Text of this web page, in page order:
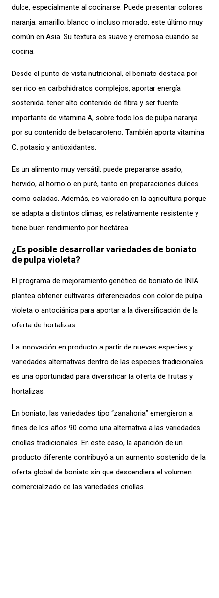
dulce, especialmente al cocinarse. Puede presentar colores
naranja, amarillo, blanco o incluso morado, este último muy
común en Asia. Su textura es suave y cremosa cuando se
cocina.
Desde el punto de vista nutricional, el boniato destaca por
ser rico en carbohidratos complejos, aportar energía
sostenida, tener alto contenido de fibra y ser fuente
importante de vitamina A, sobre todo los de pulpa naranja
por su contenido de betacaroteno. También aporta vitamina
C, potasio y antioxidantes.
Es un alimento muy versátil: puede prepararse asado,
hervido, al horno o en puré, tanto en preparaciones dulces
como saladas. Además, es valorado en la agricultura porque
se adapta a distintos climas, es relativamente resistente y
tiene buen rendimiento por hectárea.
¿Es posible desarrollar variedades de boniato
de pulpa violeta?
El programa de mejoramiento genético de boniato de INIA
plantea obtener cultivares diferenciados con color de pulpa
violeta o antociánica para aportar a la diversificación de la
oferta de hortalizas.
La innovación en producto a partir de nuevas especies y
variedades alternativas dentro de las especies tradicionales
es una oportunidad para diversificar la oferta de frutas y
hortalizas.
En boniato, las variedades tipo “zanahoria” emergieron a
fines de los años 90 como una alternativa a las variedades
criollas tradicionales. En este caso, la aparición de un
producto diferente contribuyó a un aumento sostenido de la
oferta global de boniato sin que descendiera el volumen
comercializado de las variedades criollas.